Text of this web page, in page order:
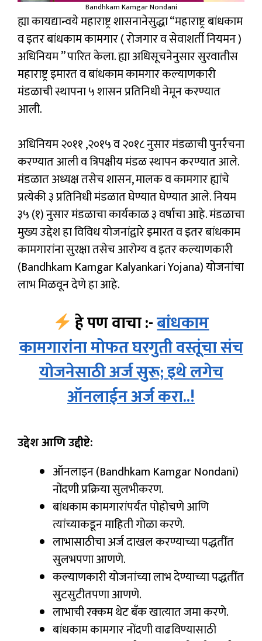
Bandhkam Kamgar Nondani
ह्या कायद्यान्वये महाराष्ट्र शासनानेसुद्धा “महाराष्ट्र बांधकाम
व इतर बांधकाम कामगार ( रोजगार व सेवाशर्ती नियमन )
अधिनियम ” पारित केला. ह्या अधिसूचनेनुसार सुरवातीस
महाराष्ट्र इमारत व बांधकाम कामगार कल्याणकारी
मंडळाची स्थापना ५ शासन प्रतिनिधी नेमून करण्यात
आली.
अधिनियम २०११ ,२०१५ व २०१८ नुसार मंडळाची पुनर्रचना
करण्यात आली व त्रिपक्षीय मंडळ स्थापन करण्यात आले.
मंडळात अध्यक्ष तसेच शासन, मालक व कामगार ह्यांचे
प्रत्येकी ३ प्रतिनिधी मंडळात घेण्यात घेण्यात आले. नियम
३५ (१) नुसार मंडळाचा कार्यकाळ ३ वर्षाचा आहे. मंडळाचा
मुख्य उद्देश हा विविध योजनांद्वारे इमारत व इतर बांधकाम
कामगारांना सुरक्षा तसेच आरोग्य व इतर कल्याणकारी
(Bandhkam Kamgar Kalyankari Yojana) योजनांचा
लाभ मिळवून देणे हा आहे.
हे पण वाचा :-बांधकाम
कामगारांना मोफत घरगुती वस्तूंचा संच
योजनेसाठी अर्ज सुरू; इथे लगेच
ऑनलाईन अर्ज करा..!
उद्देश आणि उद्दीष्टे:
ऑनलाइन (Bandhkam Kamgar Nondani)
नोंदणी प्रक्रिया सुलभीकरण.
बांधकाम कामगारांपर्यंत पोहोचणे आणि
त्यांच्याकडून माहिती गोळा करणे.
लाभासाठीचा अर्ज दाखल करण्याच्या पद्धतींत
सुलभपणा आणणे.
कल्याणकारी योजनांच्या लाभ देण्याच्या पद्धतींत
सुटसुटीतपणा आणणे.
लाभाची रक्कम थेट बँक खात्यात जमा करणे.
बांधकाम कामगार नोंदणी वाढविण्यासाठी